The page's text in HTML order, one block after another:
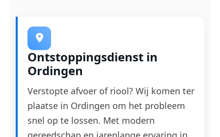
Ontstoppingsdienst in
Ordingen
Verstopte afvoer of riool? Wij komen ter
plaatse in Ordingen om het probleem
snel op te lossen. Met modern